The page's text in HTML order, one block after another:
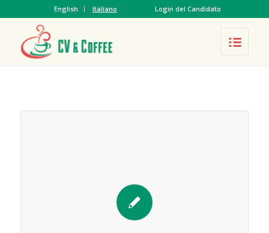
English Italiano Login del Candidato